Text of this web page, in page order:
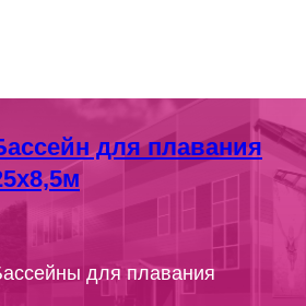
для плавания
для плавания